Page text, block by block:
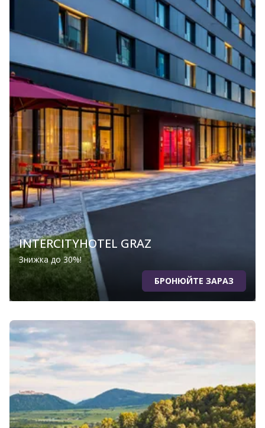
INTERCITYHOTEL GRAZ
Знижка до 30%!
БРОНЮЙТЕ ЗАРАЗ